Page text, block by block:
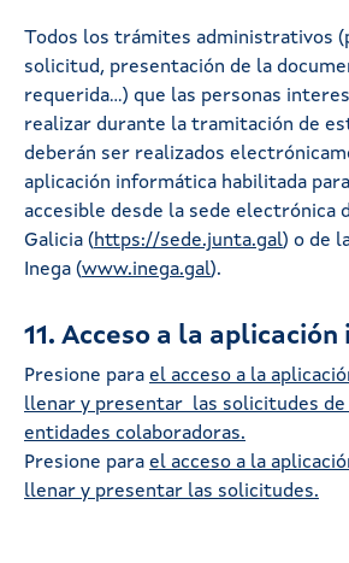
Todos los trámites administrativos
solicitud, presentación de la
requerida…) que las personas
realizar durante la tramitación de
deberán ser realizados
aplicación informática habilitada
accesible desde la sede electrónica
Galicia (https://sede.junta.gal) o de
Inega (www.inega.gal).
11. Acceso a la
Presione para el acceso a la
llenar y presentar las solicitudes de
entidades colaboradoras.
Presione para el acceso a la
llenar y presentar las solicitudes.